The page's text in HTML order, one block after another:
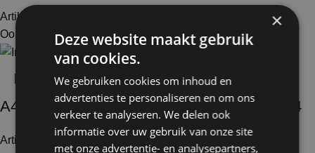
Artikelnummer: 40365
Ook te huur
A4 Infodrager Stains H=189cm 4x kliklijst A4
Artikelnummer: 40366 233,00
×
Deze website maakt gebruik
van cookies.
We gebruiken cookies om inhoud en
advertenties te personaliseren en om ons
verkeer te analyseren. We delen ook
informatie over uw gebruik van onze site
met onze advertentie- en analysepartners,